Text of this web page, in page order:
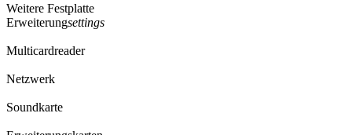
Weitere Festplatte
Erweiterungsettings
Multicardreader
Netzwerk
Soundkarte